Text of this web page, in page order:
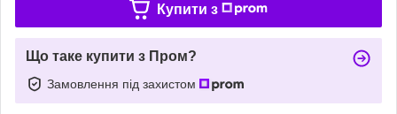
Купити з
Що таке купити з Пром?
Замовлення під захистом